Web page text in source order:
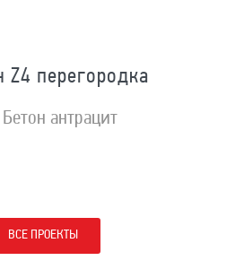
Z4 перегородка
антрацит
ВСЕ ПРОЕКТЫ